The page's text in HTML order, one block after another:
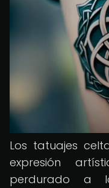
Los tatuajes
expresión
perdurado a